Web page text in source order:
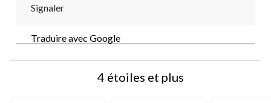
Signaler
Traduire avec Google
4 étoiles et plus